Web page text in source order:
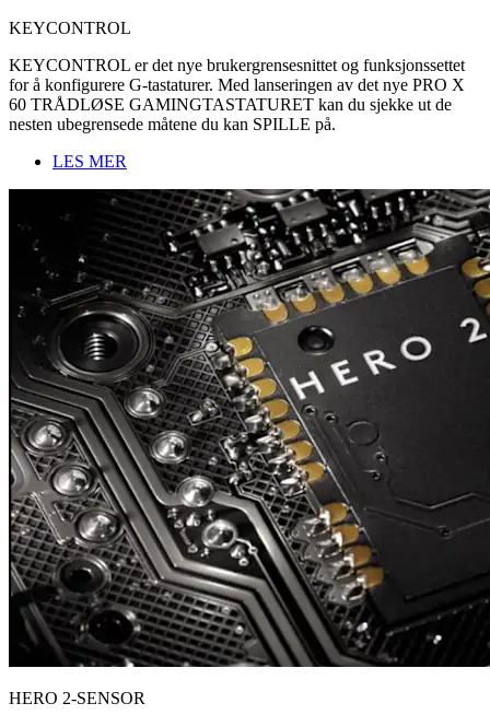
KEYCONTROL
KEYCONTROL er det nye brukergrensesnittet og funksjonssettet
for å konfigurere G-tastaturer. Med lanseringen av det nye PRO X
60 TRÅDLØSE GAMINGTASTATURET kan du sjekke ut de
nesten ubegrensede måtene du kan SPILLE på.
LES MER
HERO 2-SENSOR